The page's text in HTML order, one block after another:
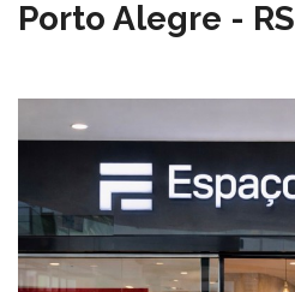
Porto Alegre - RS